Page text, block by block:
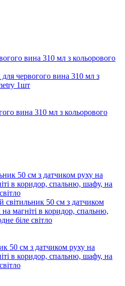
вина 310 мл з кольорового
50 см з датчиком руху на
в коридор, спальню, шафу, на